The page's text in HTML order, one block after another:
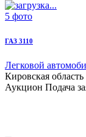
5 фото
ГАЗ 3110
Легковой
Кировская область
Аукцион Подача